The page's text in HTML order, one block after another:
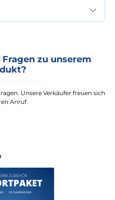
zu unserem
Unsere Verkäufer freuen sich
Anruf.